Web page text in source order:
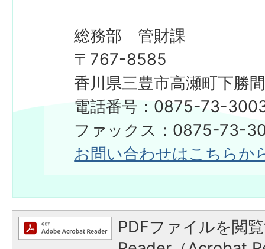
総務部 管財課
〒767-8585
香川県三豊市高瀬町下勝
電話番号：0875-73-
ファックス：0875-73-
お問い合わせはこちらか
PDFファイルを閲